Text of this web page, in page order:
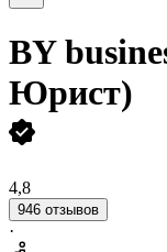
BY
Юрист)
4,8
946 отзывов
·